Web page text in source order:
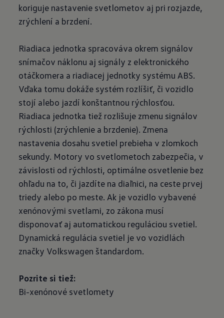
koriguje nastavenie svetlometov aj pri rozjazde,
zrýchlení a brzdení.
Riadiaca jednotka spracováva okrem signálov
snímačov náklonu aj signály z elektronického
otáčkomera a riadiacej jednotky systému ABS.
Vďaka tomu dokáže systém rozlíšiť, či vozidlo
stojí alebo jazdí konštantnou rýchlosťou.
Riadiaca jednotka tiež rozlišuje zmenu signálov
rýchlosti (zrýchlenie a brzdenie). Zmena
nastavenia dosahu svetiel prebieha v zlomkoch
sekundy. Motory vo svetlometoch zabezpečia, v
závislosti od rýchlosti, optimálne osvetlenie bez
ohľadu na to, či jazdíte na diaľnici, na ceste prvej
triedy alebo po meste. Ak je vozidlo vybavené
xenónovými svetlami, zo zákona musí
disponovať aj automatickou reguláciou svetiel.
Dynamická regulácia svetiel je vo vozidlách
značky Volkswagen štandardom.
Pozrite si tiež:
Bi-xenónové svetlomety